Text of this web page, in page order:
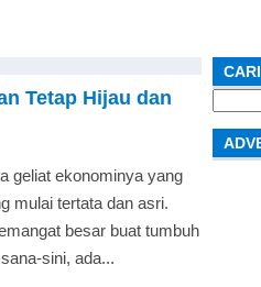
Tetap Hijau dan
geliat ekonominya yang
mulai tertata dan asri.
besar buat tumbuh
sini, ada...
for: